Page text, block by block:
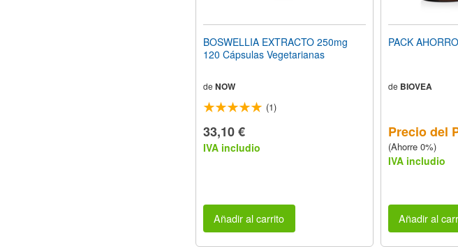
BOSWELLIA EXTRACTO 250mg
120 Cápsulas Vegetarianas
de NOW
(1)
33,10 €
IVA includio
Añadir al carrito
PACK
de BIOVEA
Precio del
(Ahorre 0%)
IVA includio
Añadir al